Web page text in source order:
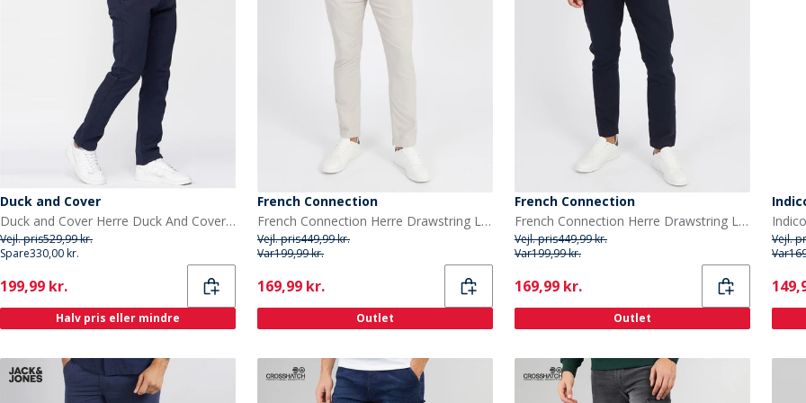
Duck and Cover
Duck and Cover Herre Duck And Cover Moretor Chino bukser Marineblå
Vejl. pris529,99 kr.
Spare330,00 kr.
Current
199,99 kr.
Halv pris eller mindre
French Connection
French Connection Herre Drawstring Linen Afslappede bukser beige
Vejl. pris449,99 kr.
Var199,99 kr.
Current
169,99 kr.
Outlet
French Connection
French Connection Herre Drawstring Linen Afslappede bukser Blå
Vejl. pris449,99 kr.
Var199,99 kr.
Current
169,99 kr.
Outlet
Vejl.
Var